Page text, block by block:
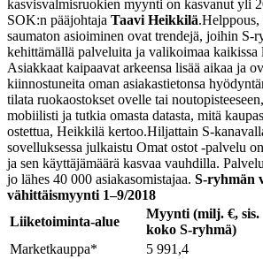
kasvisvalmisruokien myynti on kasvanut yli
SOK:n pääjohtaja Taavi Heikkilä.Helppous,
saumaton asioiminen ovat trendejä, joihin S-
kehittämällä palveluita ja valikoimaa kaikissa
Asiakkaat kaipaavat arkeensa lisää aikaa ja
kiinnostuneita oman asiakastietonsa
tilata ruokaostokset ovelle tai
mobiilisti ja tutkia omasta datasta, mitä
ostettua, Heikkilä kertoo.Hiljattain S-
sovelluksessa julkaistu Omat ostot -palvelu
ja sen käyttäjämäärä kasvaa vauhdilla.
jo lähes 40 000 asiakasomistajaa. S-ryhmän
vähittäismyynti 1–9/2018
Liiketoiminta-alue
Myynti (milj. €, sis.
koko S-ryhmä)
Marketkauppa*
5 991,4